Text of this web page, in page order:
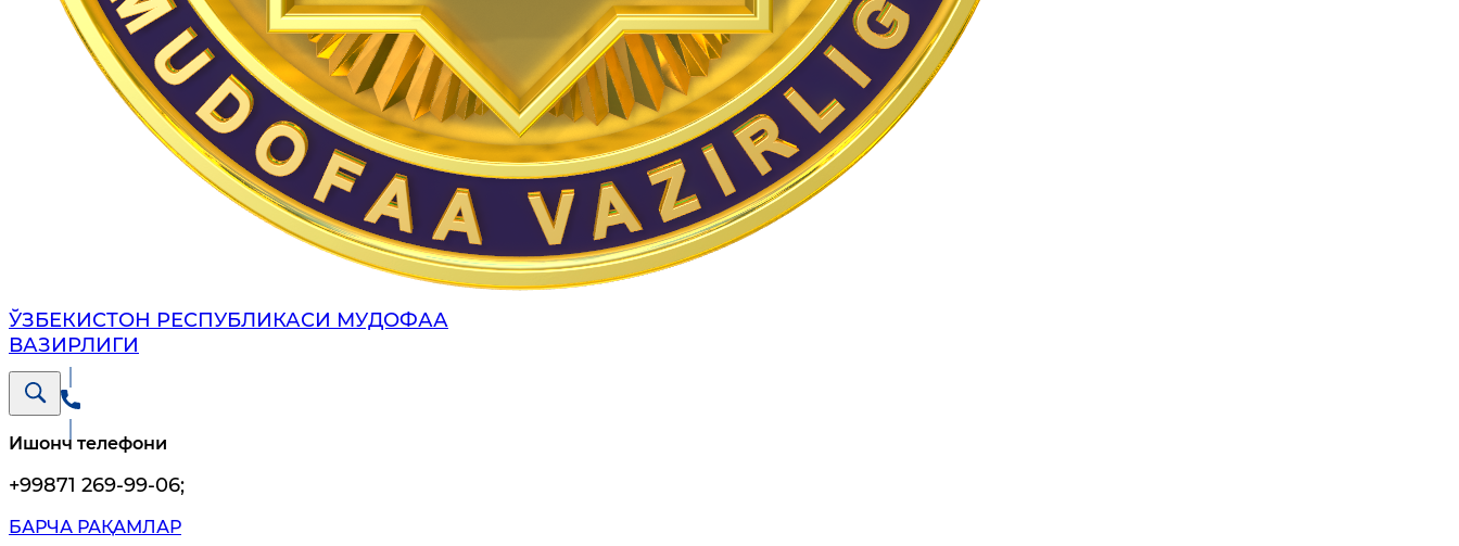
ЎЗБЕКИСТОН РЕСПУБЛИКАСИ МУДОФАА
ВАЗИРЛИГИ
Ишонч телефони
+99871 269-99-06;
БАРЧА РАҚАМЛАР